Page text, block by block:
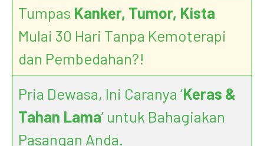
Tumpas Kanker, Tumor, Kista
Mulai 30 Hari Tanpa Kemoterapi
dan Pembedahan?!
Pria Dewasa, Ini Caranya ‘Keras &
Tahan Lama’ untuk Bahagiakan
Pasangan Anda.